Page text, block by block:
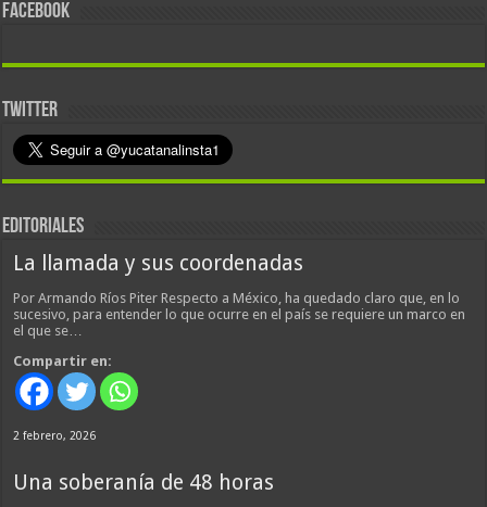
FACEBOOK
TWITTER
EDITORIALES
La llamada y sus coordenadas
Por Armando Ríos Piter Respecto a México, ha quedado claro que, en lo
sucesivo, para entender lo que ocurre en el país se requiere un marco en
el que se…
Compartir en:
2 febrero, 2026
Una soberanía de 48 horas